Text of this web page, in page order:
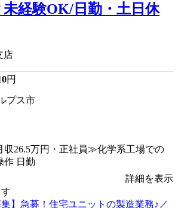
経験OK/日勤・土日休
店
円
プス市
26.5万円・正社員≫化学系工場での
作 日勤
詳細を表示